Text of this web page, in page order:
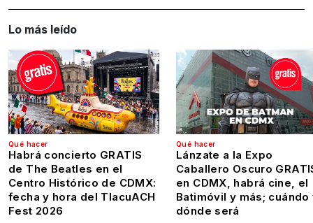
Lo más leído
Qué hacer
Habrá concierto GRATIS
de The Beatles en el
Centro Histórico de CDMX:
fecha y hora del TlacuACH
Fest 2026
Qué hacer
Lánzate a la Expo
Caballero Oscuro
en CDMX, habrá cine, el
Batimóvil y más; cuándo
dónde será